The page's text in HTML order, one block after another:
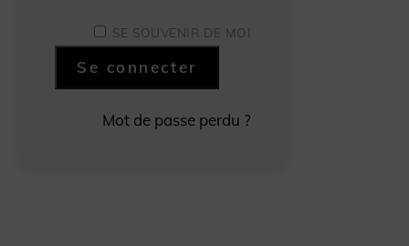
SE SOUVENIR DE MOI
Se connecter
Mot de passe perdu ?